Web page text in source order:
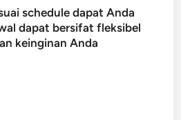
schedule dapat Anda
dapat bersifat fleksibel
keinginan Anda